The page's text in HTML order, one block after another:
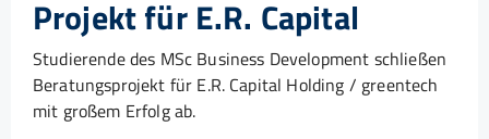
Projekt für E.R. Capital
Studierende des MSc Business Development schließen
Beratungsprojekt für E.R. Capital Holding / greentech
mit großem Erfolg ab.